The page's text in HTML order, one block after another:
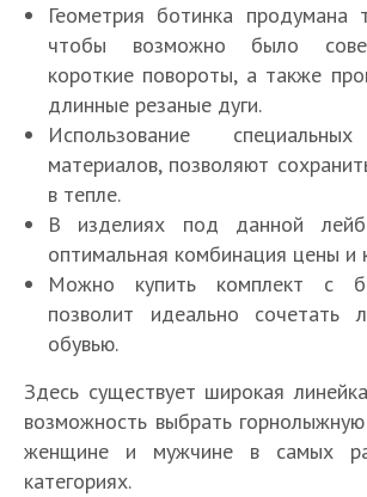
Геометрия ботинка продумана
чтобы возможно было
короткие повороты, а также
длинные резаные дуги.
Использование
материалов, позволяют
в тепле.
В изделиях под данной
оптимальная комбинация цены и
Можно купить комплект с
позволит идеально сочетать
обувью.
Здесь существует широкая
возможность выбрать
женщине и мужчине в самых
категориях.